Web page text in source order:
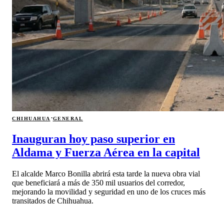
CHIHUAHUA ·GENERAL
Inauguran hoy paso superior en
Aldama y Fuerza Aérea en la capital
El alcalde Marco Bonilla abrirá esta tarde la nueva obra vial
que beneficiará a más de 350 mil usuarios del corredor,
mejorando la movilidad y seguridad en uno de los cruces más
transitados de Chihuahua.